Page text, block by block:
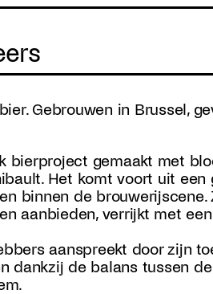
Gebrouwen in Brussel,
bierproject gemaakt met
Het komt voort uit
binnen de brouwerijscene.
aanbieden, verrijkt met
aanspreekt door zijn
dankzij de balans tussen